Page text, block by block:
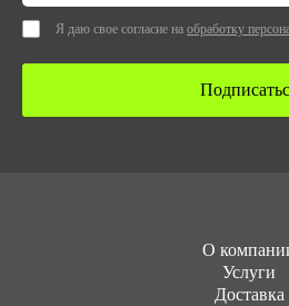
Я даю свое согласие на обработку
О
Услуги
Доставка